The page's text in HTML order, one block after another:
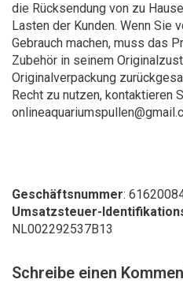
die Rücksendung von zu
Lasten der Kunden. Wenn Sie
Gebrauch machen, muss das
Zubehör in seinem
Originalverpackung
Recht zu nutzen, kontaktieren
Geschäftsnummer:
Umsatzsteuer-
NL002292537B13
Schreibe einen